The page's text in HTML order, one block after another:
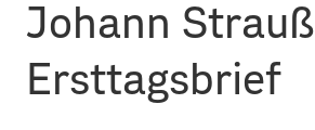
Johann Strauß
Ersttagsbrief